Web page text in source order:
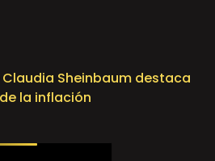
Claudia Sheinbaum destaca
la inflación